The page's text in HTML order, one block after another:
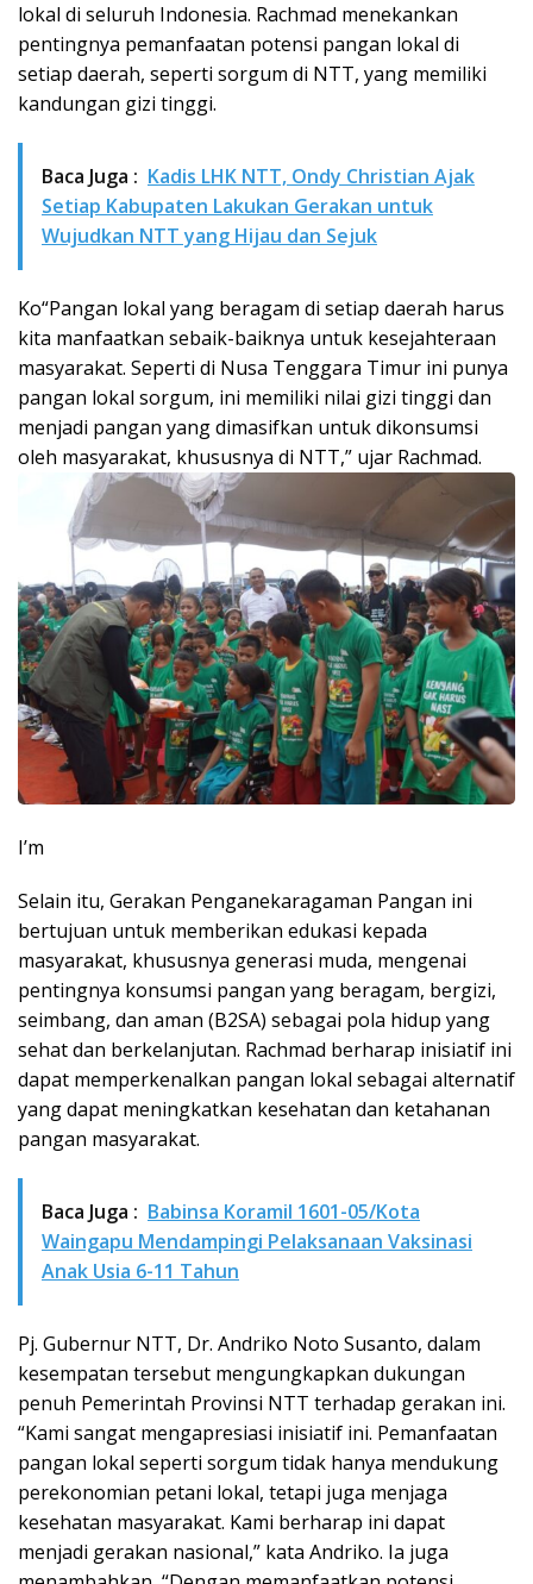
lokal di seluruh Indonesia. Rachmad menekankan
pentingnya pemanfaatan potensi pangan lokal di
setiap daerah, seperti sorgum di NTT, yang memiliki
kandungan gizi tinggi.
Baca Juga : Kadis LHK NTT, Ondy Christian Ajak
Setiap Kabupaten Lakukan Gerakan untuk
Wujudkan NTT yang Hijau dan Sejuk
Ko“Pangan lokal yang beragam di setiap daerah harus
kita manfaatkan sebaik-baiknya untuk kesejahteraan
masyarakat. Seperti di Nusa Tenggara Timur ini punya
pangan lokal sorgum, ini memiliki nilai gizi tinggi dan
menjadi pangan yang dimasifkan untuk dikonsumsi
oleh masyarakat, khususnya di NTT,” ujar Rachmad.
I’m
Selain itu, Gerakan Penganekaragaman Pangan ini
bertujuan untuk memberikan edukasi kepada
masyarakat, khususnya generasi muda, mengenai
pentingnya konsumsi pangan yang beragam, bergizi,
seimbang, dan aman (B2SA) sebagai pola hidup yang
sehat dan berkelanjutan. Rachmad berharap inisiatif ini
dapat memperkenalkan pangan lokal sebagai alternatif
yang dapat meningkatkan kesehatan dan ketahanan
pangan masyarakat.
Baca Juga : Babinsa Koramil 1601-05/Kota
Waingapu Mendampingi Pelaksanaan Vaksinasi
Anak Usia 6-11 Tahun
Pj. Gubernur NTT, Dr. Andriko Noto Susanto, dalam
kesempatan tersebut mengungkapkan dukungan
penuh Pemerintah Provinsi NTT terhadap gerakan ini.
“Kami sangat mengapresiasi inisiatif ini. Pemanfaatan
pangan lokal seperti sorgum tidak hanya mendukung
perekonomian petani lokal, tetapi juga menjaga
kesehatan masyarakat. Kami berharap ini dapat
menjadi gerakan nasional,” kata Andriko. Ia juga